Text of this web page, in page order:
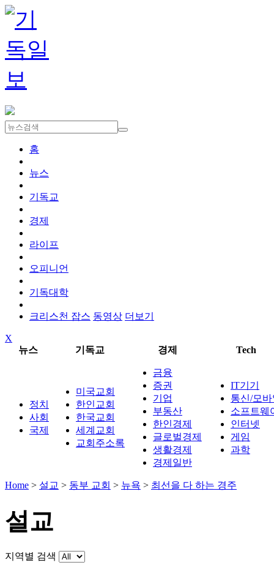
홈
뉴스
기독교
경제
라이프
오피니언
기독대학
크리스천 잡스 동영상 더보기
X
뉴스
기독교 경제 Tech
정치
사회
국제
미국교회
한인교회
한국교회
세계교회
교회주소록
금융
증권
기업
부동산
한인경제
글로벌경제
생활경제
경제일반
IT기기
통신/모
소프트웨
인터넷
게임
과학
Home > 설교 > 동부 교회 > 뉴욕 > 최선을 다 하는 경주
설교
지역별 검색